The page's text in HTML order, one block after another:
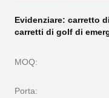
Evidenziare: carretto
carretti di golf di
MOQ:
Porta: